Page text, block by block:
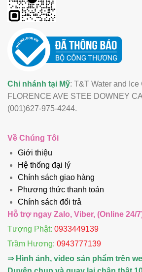
Chi nhánh tại Mỹ: T&T Water and
FLORENCE AVE STEE DOWNEY
(001)627-975-4244.
Về Chúng Tôi
Giới thiệu
Hệ thống đại lý
Chính sách giao hàng
Phương thức thanh toán
Chính sách đổi trả
Hỗ trợ ngay Zalo, Viber, (Online 24/
Tượng Phật: 0933449139
Trầm Hương: 0943777139
⇒ Hình ảnh, video sản phẩm trên